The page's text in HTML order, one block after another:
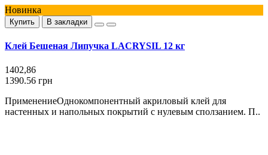
Новинка
Купить В закладки
Клей Бешеная Липучка LACRYSIL 12 кг
1402,86
1390.56 грн
ПрименениеОднокомпонентный акриловый клей для
настенных и напольных покрытий с нулевым сползанием. П..